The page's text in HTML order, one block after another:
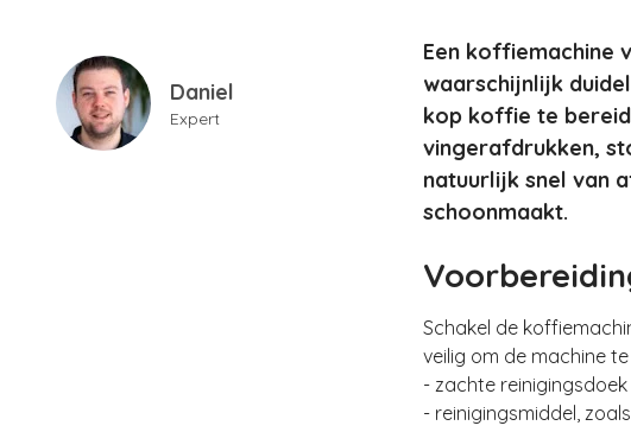
Daniel
Expert
Een koffiemachine
waarschijnlijk
kop koffie te
vingerafdrukken,
natuurlijk snel van
schoonmaakt.
Schakel de
veilig om de machine
- zachte reinigingsdoek
- reinigingsmiddel, zoals